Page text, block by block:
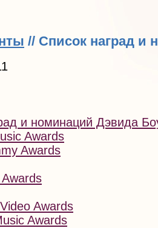
// Список наград и
и номинаций Дэвида
Awards
Awards
Awards
Awards